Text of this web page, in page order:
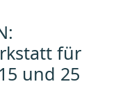
Expertise:
Experimenting
für
und 25